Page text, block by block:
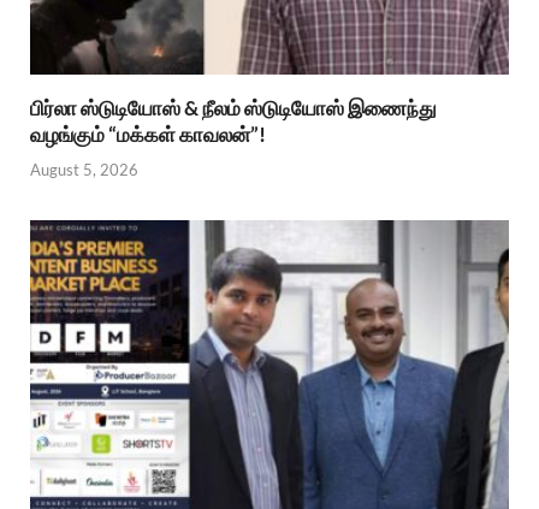
பிர்லா ஸ்டுடியோஸ் & நீலம் ஸ்டுடியோஸ் இணைந்து
வழங்கும் “மக்கள் காவலன்”!
August 5, 2026